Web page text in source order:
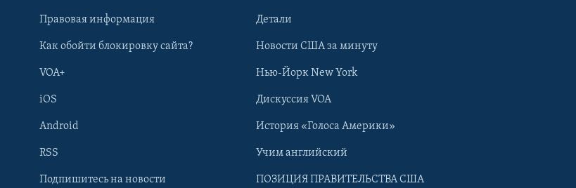
Learning English
Правовая информация
Как обойти блокировку сайта?
VOA+
iOS
Android
RSS
Подпишитесь на новости
Детали
Новости США за минуту
Нью-Йорк New York
Дискуссия VOA
История «Голоса Америки»
Учим английский
ПОЗИЦИЯ ПРАВИТЕЛЬСТВА США